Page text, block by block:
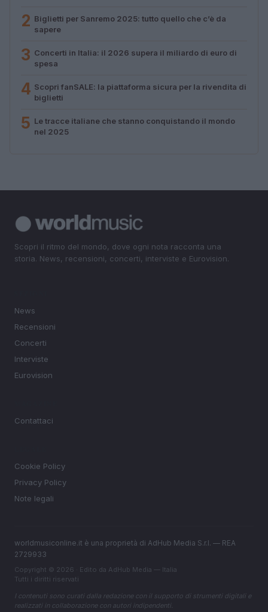
2 Biglietti per Sanremo 2025: tutto quello che c’è da
sapere
3 Concerti in Italia: il 2026 supera il miliardo di euro di
spesa
4 Scopri fanSALE: la piattaforma sicura per la rivendita di
biglietti
5 Le tracce italiane che stanno conquistando il mondo
nel 2025
Scopri il ritmo del mondo, dove ogni nota racconta una
storia. News, recensioni, concerti, interviste e Eurovision.
News
Recensioni
Concerti
Interviste
Eurovision
Contattaci
Cookie Policy
Privacy Policy
Note legali
worldmusiconline.it è una proprietà di AdHub Media S.r.l. — REA
2729933
Copyright © 2026 · Edito da AdHub Media — Italia
Tutti i diritti riservati
I contenuti sono curati dalla redazione con il supporto di strumenti digitali e
realizzati in collaborazione con autori indipendenti.